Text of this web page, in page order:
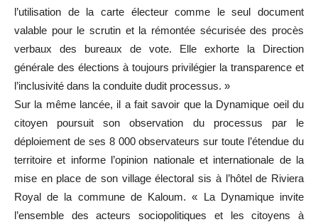
l’utilisation de la carte électeur comme le seul document
valable pour le scrutin et la rémontée sécurisée des procès
verbaux des bureaux de vote. Elle exhorte la Direction
générale des élections à toujours privilégier la transparence et
l’inclusivité dans la conduite dudit processus. »
Sur la même lancée, il a fait savoir que la Dynamique oeil du
citoyen poursuit son observation du processus par le
déploiement de ses 8 000 observateurs sur toute l’étendue du
territoire et informe l’opinion nationale et internationale de la
mise en place de son village électoral sis à l’hôtel de Riviera
Royal de la commune de Kaloum. « La Dynamique invite
l’ensemble des acteurs sociopolitiques et les citoyens à